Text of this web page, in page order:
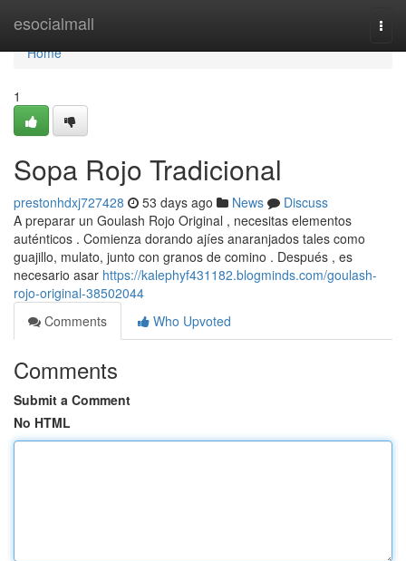
esocialmall
Home
Home
1
Sopa Rojo Tradicional
prestonhdxj727428 53 days ago News
Discuss
A preparar un Goulash Rojo Original , necesitas elementos
auténticos . Comienza dorando ajíes anaranjados tales como
guajillo, mulato, junto con granos de comino . Después , es
necesario asar https://kalephyf431182.blogminds.com/goulash-
rojo-original-38502044
Comments
Who Upvoted
Comments
Submit a Comment
No HTML